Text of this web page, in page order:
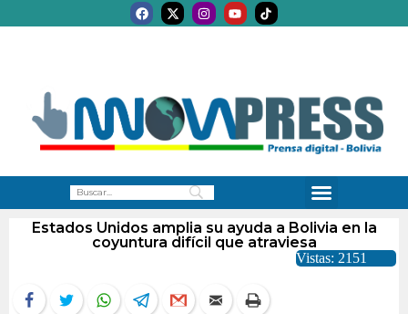
Estados Unidos amplia su ayuda a Bolivia en la
coyuntura difícil que atraviesa
Vistas: 2151